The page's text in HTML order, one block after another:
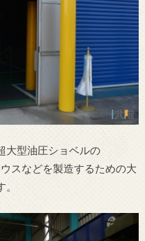
大型油圧ショベルの
スなどを製造するための大